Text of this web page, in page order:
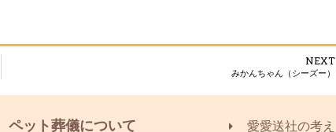
NEXT
みかんちゃん（シーズー）
ペット葬儀について
愛愛送社の考え